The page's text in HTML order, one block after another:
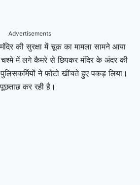
Advertisements
की सुरक्षा में चूक का मामला सामने आया
में लगे कैमरे से छिपकर मंदिर के अंदर की
ने फोटो खींचते हुए पकड़ लिया।
कर रही है।